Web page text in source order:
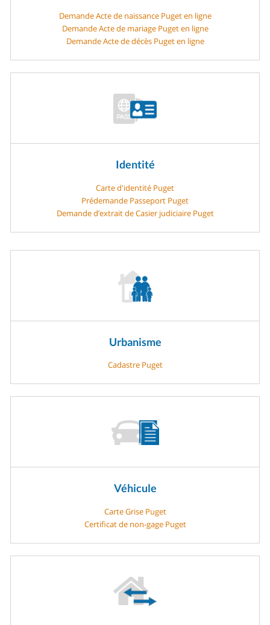
Demande Acte de naissance Puget en ligne
Demande Acte de mariage Puget en ligne
Demande Acte de décès Puget en ligne
Identité
Carte d'identité Puget
Prédemande Passeport Puget
Demande d’extrait de Casier judiciaire Puget
Urbanisme
Cadastre Puget
Véhicule
Carte Grise Puget
Certificat de non-gage Puget